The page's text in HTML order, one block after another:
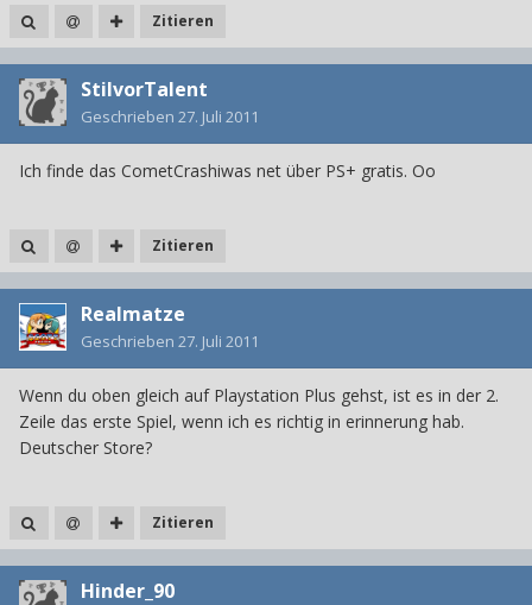
Zitieren
StilvorTalent
Geschrieben 27. Juli 2011
Ich finde das CometCrashiwas net über PS+ gratis. Oo
Zitieren
Realmatze
Geschrieben 27. Juli 2011
Wenn du oben gleich auf Playstation Plus gehst, ist es in der 2.
Zeile das erste Spiel, wenn ich es richtig in erinnerung hab.
Deutscher Store?
Zitieren
Hinder_90